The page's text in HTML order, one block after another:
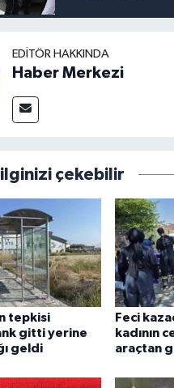
EDITÖR HAKKINDA
Haber Merkezi
ilginizi çekebilir
tepkisi
gitti yerine
geldi
Feci
kadının
araçtan